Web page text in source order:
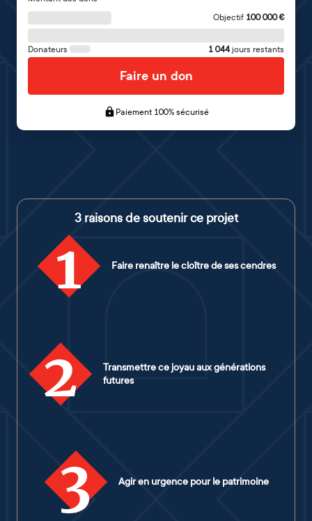
Objectif 100 000€
Donateurs 1 044 jours restants
Faire un don
Paiement 100% sécurisé
3 raisons de soutenir ce projet
1 Faire renaître le cloître de ses cendres
2
Transmettre ce joyau aux générations
futures
3 Agir en urgence pour le patrimoine